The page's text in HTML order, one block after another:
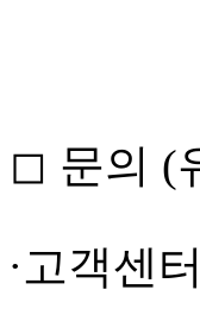
◻ 문의 (
·고객센